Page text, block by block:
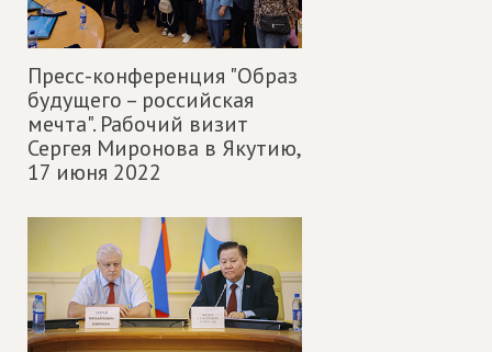
Пресс-конференция "Образ
будущего – российская
мечта". Рабочий визит
Сергея Миронова в Якутию,
17 июня 2022